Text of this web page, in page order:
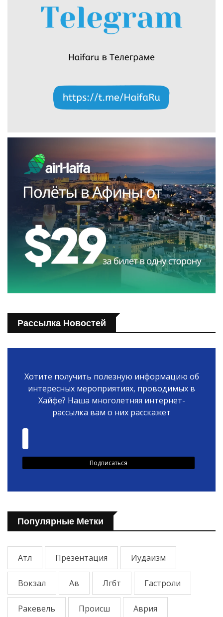
Рассылка Новостей
Хотите получить полезную информацию об
интересных мероприятиях, проводимых в
Хайфе? Наша многолетняя интернет-
рассылка вам о них расскажет
Популярные Метки
Атл Презентация Иудаизм
Вокзал Ав Лгбт Гастроли
Ракевель Происш Аврия